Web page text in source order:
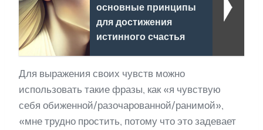
основные принципы
для достижения
истинного счастья
Для выражения своих чувств можно
использовать такие фразы, как «я чувствую
себя обиженной/разочарованной/ранимой»,
«мне трудно простить, потому что это задевает